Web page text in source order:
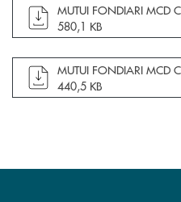
apre documento in una
MUTUI FONDIARI MCD
580,1 KB
apre documento in una
MUTUI FONDIARI MCD
440,5 KB